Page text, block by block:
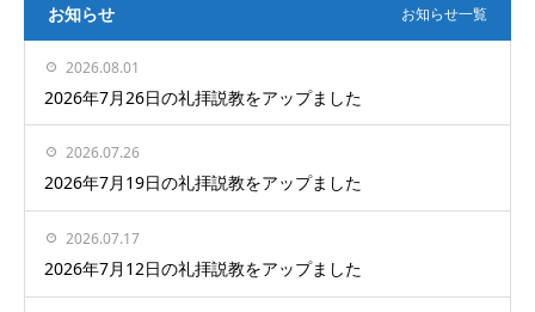
お知らせ お知らせ一覧
2026.08.01
2026年7月26日の礼拝説教をアップました
2026.07.26
2026年7月19日の礼拝説教をアップました
2026.07.17
2026年7月12日の礼拝説教をアップました